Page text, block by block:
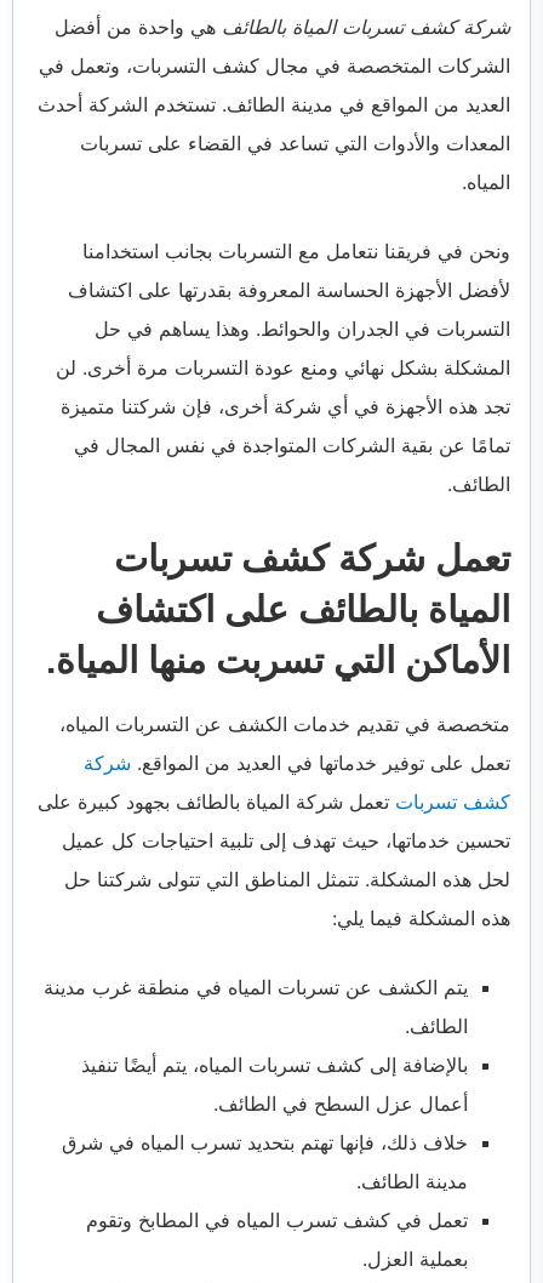
شركة كشف تسربات المياة بالطائف هي واحدة من أفضل
الشركات المتخصصة في مجال كشف التسربات، وتعمل في
العديد من المواقع في مدينة الطائف. تستخدم الشركة أحدث
المعدات والأدوات التي تساعد في القضاء على تسربات
المياه.
ونحن في فريقنا نتعامل مع التسربات بجانب استخدامنا
لأفضل الأجهزة الحساسة المعروفة بقدرتها على اكتشاف
التسربات في الجدران والحوائط. وهذا يساهم في حل
المشكلة بشكل نهائي ومنع عودة التسربات مرة أخرى. لن
تجد هذه الأجهزة في أي شركة أخرى، فإن شركتنا متميزة
تمامًا عن بقية الشركات المتواجدة في نفس المجال في
الطائف.
تعمل شركة كشف تسربات
المياة بالطائف على اكتشاف
الأماكن التي تسربت منها المياة.
متخصصة في تقديم خدمات الكشف عن التسربات المياه،
تعمل على توفير خدماتها في العديد من المواقع. شركة
كشف تسربات تعمل شركة المياة بالطائف بجهود كبيرة على
تحسين خدماتها، حيث تهدف إلى تلبية احتياجات كل عميل
لحل هذه المشكلة. تتمثل المناطق التي تتولى شركتنا حل
هذه المشكلة فيما يلي:
يتم الكشف عن تسربات المياه في منطقة غرب مدينة
الطائف.
بالإضافة إلى كشف تسربات المياه، يتم أيضًا تنفيذ
أعمال عزل السطح في الطائف.
خلاف ذلك، فإنها تهتم بتحديد تسرب المياه في شرق
مدينة الطائف.
تعمل في كشف تسرب المياه في المطابخ وتقوم
بعملية العزل.